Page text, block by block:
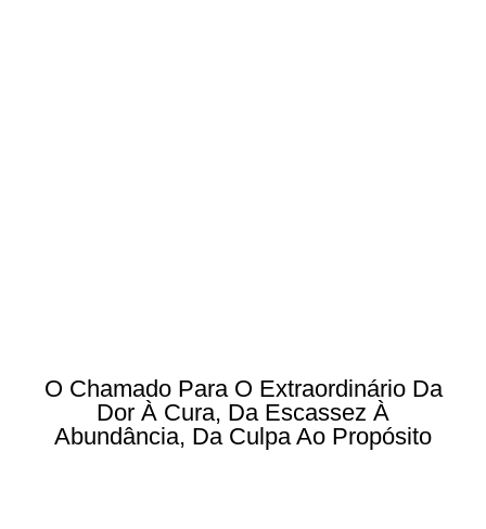
O Chamado Para O Extraordinário Da
Dor À Cura, Da Escassez À
Abundância, Da Culpa Ao Propósito